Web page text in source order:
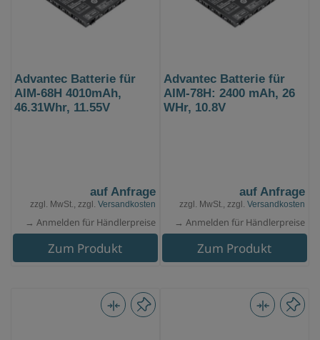
Advantec Batterie für
AIM-68H 4010mAh,
46.31Whr, 11.55V
auf Anfrage
zzgl. MwSt., zzgl. Versandkosten
→ Anmelden für Händlerpreise
Zum Produkt
Advantec Batterie für
AIM-78H: 2400 mAh, 26
WHr, 10.8V
auf Anfrage
zzgl. MwSt., zzgl. Versandkosten
→ Anmelden für Händlerpreise
Zum Produkt